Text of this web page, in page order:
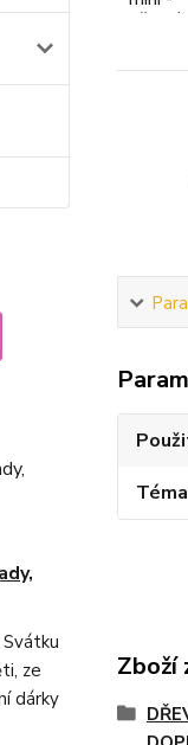
ze
dárky
Téma
Zboží